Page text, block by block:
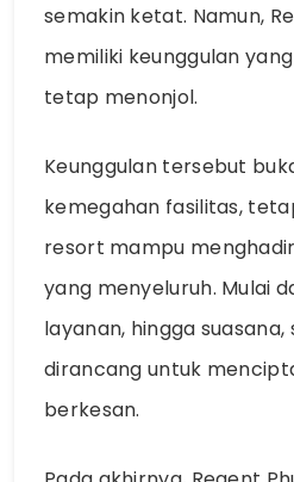
semakin ketat. Namun,
memiliki keunggulan
tetap menonjol.
Keunggulan tersebut
kemegahan fasilitas,
resort mampu
yang menyeluruh. Mulai
layanan, hingga suasana,
dirancang untuk
berkesan.